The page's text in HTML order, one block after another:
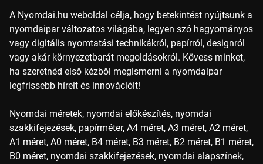
A Nyomdai.hu weboldal célja, hogy betekintést nyújtsunk a
nyomdaipar változatos világába, legyen szó hagyományos
vagy digitális nyomtatási technikákról, papírról, designról
vagy akár környezetbarát megoldásokról. Kövess minket,
ha szeretnéd első kézből megismerni a nyomdaipar
legfrissebb híreit és innovációit!
Nyomdai méretek, nyomdai előkészítés, nyomdai
szakkifejezések, papírméter, A4 méret, A3 méret, A2 méret,
A1 méret, A0 méret, B4 méret, B3 méret, B2 méret, B1 méret,
B0 méret, nyomdai szakkifejezések, nyomdai alapszínek,